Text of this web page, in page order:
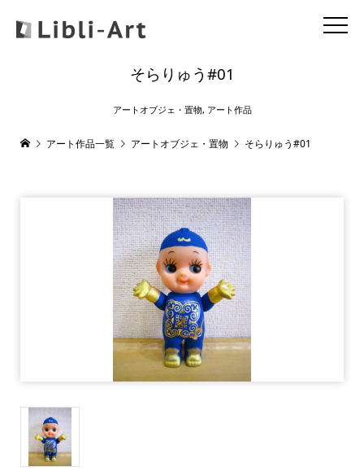
そらりゅう#01
アートオブジェ・置物, アート作品
アート作品一覧 アートオブジェ・置物 そらりゅう#01